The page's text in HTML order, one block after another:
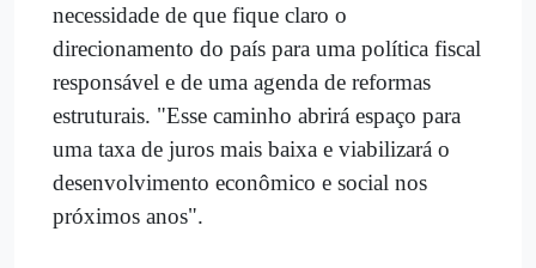
necessidade de que fique claro o
direcionamento do país para uma política fiscal
responsável e de uma agenda de reformas
estruturais. "Esse caminho abrirá espaço para
uma taxa de juros mais baixa e viabilizará o
desenvolvimento econômico e social nos
próximos anos".